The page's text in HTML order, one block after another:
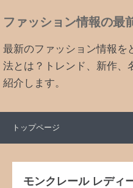
ファッション情報の最
最新のファッション情報を
法とは？トレンド、新作、
紹介します。
トップページ
モンクレール レディ